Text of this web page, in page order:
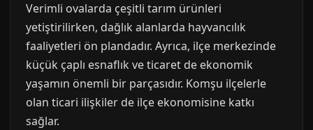
Verimli ovalarda çeşitli tarım ürünleri
yetiştirilirken, dağlık alanlarda hayvancılık
faaliyetleri ön plandadır. Ayrıca, ilçe merkezinde
küçük çaplı esnaflık ve ticaret de ekonomik
yaşamın önemli bir parçasıdır. Komşu ilçelerle
olan ticari ilişkiler de ilçe ekonomisine katkı
sağlar.